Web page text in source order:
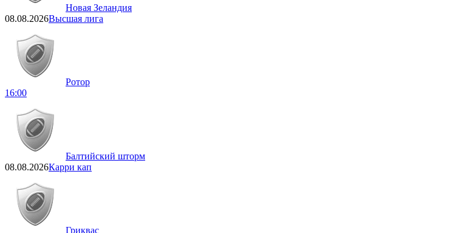
Новая Зеландия
08.08.2026Высшая лига
Ротор
16:00
Балтийский шторм
08.08.2026Карри кап
Гриквас